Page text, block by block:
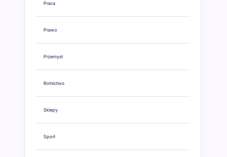
Praca
Prawo
Przemysł
Rolnictwo
Sklepy
Sport